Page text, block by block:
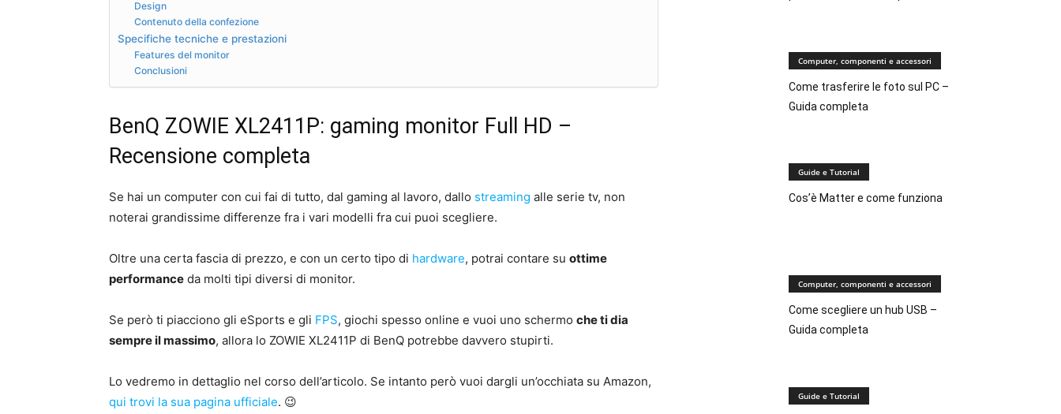
Design
Contenuto della confezione
Specifiche tecniche e prestazioni
Features del monitor
Conclusioni
BenQ ZOWIE XL2411P: gaming monitor Full HD –
Recensione completa
Se hai un computer con cui fai di tutto, dal gaming al lavoro, dallo streaming alle serie tv, non
noterai grandissime differenze fra i vari modelli fra cui puoi scegliere.
Oltre una certa fascia di prezzo, e con un certo tipo di hardware, potrai contare su ottime
performance da molti tipi diversi di monitor.
Se però ti piacciono gli eSports e gli FPS, giochi spesso online e vuoi uno schermo che ti dia
sempre il massimo, allora lo ZOWIE XL2411P di BenQ potrebbe davvero stupirti.
Lo vedremo in dettaglio nel corso dell’articolo. Se intanto però vuoi dargli un’occhiata su Amazon,
qui trovi la sua pagina ufficiale. 😉
Computer, componenti e accessori
Come trasferire le foto sul PC –
Guida completa
Guide e Tutorial
Cos’è Matter e come funziona
Computer, componenti e accessori
Come scegliere un hub USB –
Guida completa
Guide e Tutorial